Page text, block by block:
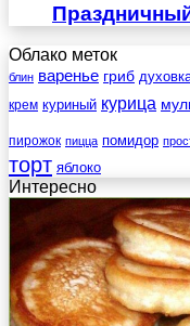
Облако меток
блин варенье гриб
крем куриный курица
пирожок пицца помидор
торт яблоко
Интересно